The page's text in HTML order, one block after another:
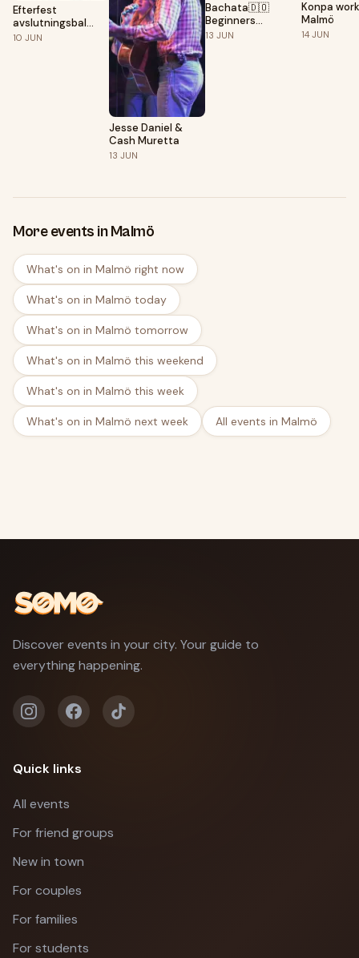
Efterfest
avslutningsbal
Malmö
10 JUN
Jesse Daniel &
Cash Muretta
13 JUN
Bachata🇩🇴
Beginners
Bootcamp
13 JUN
Konpa
Malmö
14 JUN
More events in Malmö
What's on in Malmö right now
What's on in Malmö today
What's on in Malmö tomorrow
What's on in Malmö this weekend
What's on in Malmö this week
What's on in Malmö next week All events in Malmö
Discover events in your city. Your guide to
everything happening.
Quick links
All events
For friend groups
New in town
For couples
For families
For students